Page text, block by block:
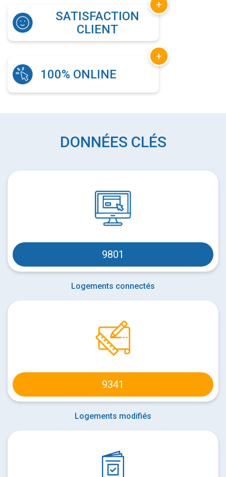
+
SATISFACTION
CLIENT
+
100% ONLINE
DONNÉES CLÉS
9981
Logements connectés
9521
Logements modifiés